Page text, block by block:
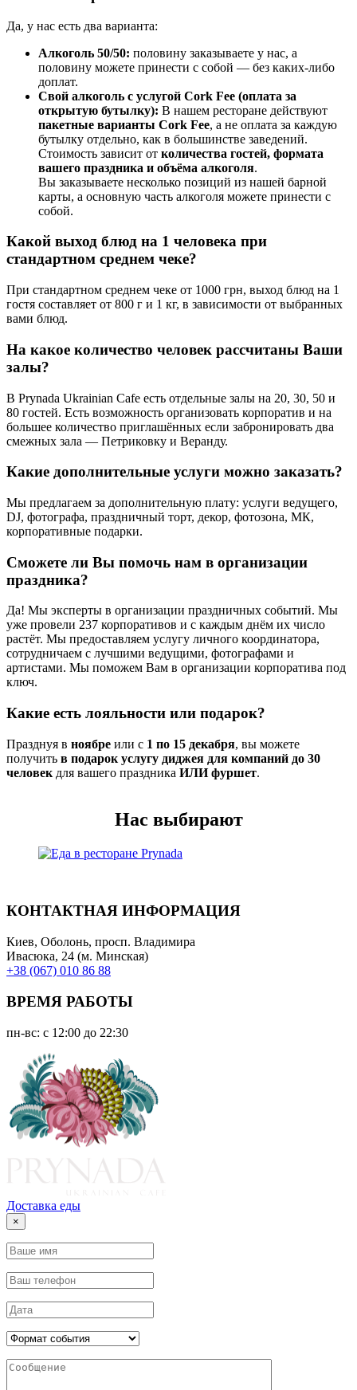
Да, у нас есть два варианта:
Алкоголь 50/50: половину заказываете у нас, а
половину можете принести с собой — без каких-либо
доплат.
Свой алкоголь с услугой Cork Fee (оплата за
открытую бутылку): В нашем ресторане действуют
пакетные варианты Cork Fee, а не оплата за каждую
бутылку отдельно, как в большинстве заведений.
Стоимость зависит от количества гостей, формата
вашего праздника и объёма алкоголя.
Вы заказываете несколько позиций из нашей барной
карты, а основную часть алкоголя можете принести с
собой.
Какой выход блюд на 1 человека при
стандартном среднем чеке?
При стандартном среднем чеке от 1000 грн, выход блюд на 1
гостя составляет от 800 г и 1 кг, в зависимости от выбранных
вами блюд.
На какое количество человек рассчитаны Ваши
залы?
В Prynada Ukrainian Cafe есть отдельные залы на 20, 30, 50 и
80 гостей. Есть возможность организовать корпоратив и на
большее количество приглашённых если забронировать два
смежных зала — Петриковку и Веранду.
Какие дополнительные услуги можно заказать?
Мы предлагаем за дополнительную плату: услуги ведущего,
DJ, фотографа, праздничный торт, декор, фотозона, МК,
корпоративные подарки.
Сможете ли Вы помочь нам в организации
праздника?
Да! Мы эксперты в организации праздничных событий. Мы
уже провели 237 корпоративов и с каждым днём их число
растёт. Мы предоставляем услугу личного координатора,
сотрудничаем с лучшими ведущими, фотографами и
артистами. Мы поможем Вам в организации корпоратива под
ключ.
Какие есть лояльности или подарок?
Празднуя в ноябре или с 1 по 15 декабря, вы можете
получить в подарок услугу диджея для компаний до 30
человек для вашего праздника ИЛИ фуршет.
Нас выбирают
КОНТАКТНАЯ ИНФОРМАЦИЯ
Киев, Оболонь, просп. Владимира
Ивасюка, 24 (м. Минская)
+38 (067) 010 86 88
ВРЕМЯ РАБОТЫ
пн-вс: с 12:00 до 22:30
Доставка еды
×